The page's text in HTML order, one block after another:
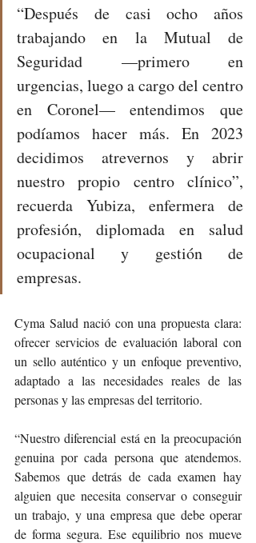
“Después de casi ocho años
trabajando en la Mutual de
Seguridad —primero en
urgencias, luego a cargo del centro
en Coronel— entendimos que
podíamos hacer más. En 2023
decidimos atrevernos y abrir
nuestro propio centro clínico”,
recuerda Yubiza, enfermera de
profesión, diplomada en salud
ocupacional y gestión de
empresas.
Cyma Salud nació con una propuesta clara:
ofrecer servicios de evaluación laboral con
un sello auténtico y un enfoque preventivo,
adaptado a las necesidades reales de las
personas y las empresas del territorio.
“Nuestro diferencial está en la preocupación
genuina por cada persona que atendemos.
Sabemos que detrás de cada examen hay
alguien que necesita conservar o conseguir
un trabajo, y una empresa que debe operar
de forma segura. Ese equilibrio nos mueve